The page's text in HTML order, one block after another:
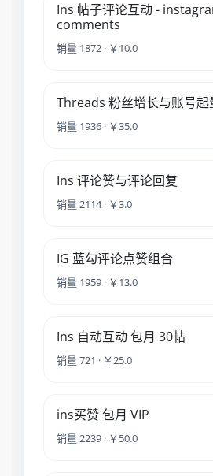
Ins 帖子评论互动 -
comments
销量 1872 · ￥10.0
Threads 粉丝增长与账号起
销量 1936 · ￥35.0
Ins 评论赞与评论回复
销量 2114 · ￥3.0
IG 蓝勾评论点赞组合
销量 1959 · ￥13.0
Ins 自动互动 包月 30帖
销量 721 · ￥25.0
ins买赞 包月 VIP
销量 2239 · ￥50.0